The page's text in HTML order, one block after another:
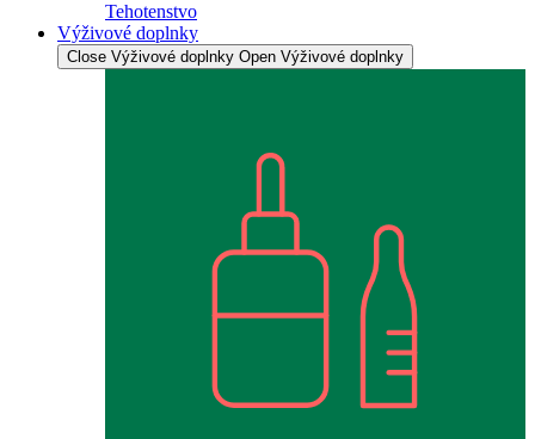
Tehotenstvo
Výživové doplnky
Close Výživové doplnky Open Výživové doplnky